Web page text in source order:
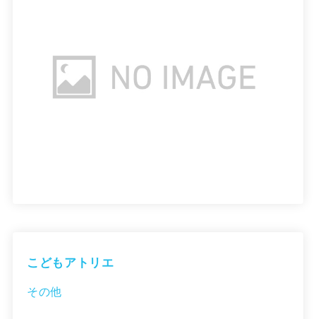
こどもアトリエ
その他